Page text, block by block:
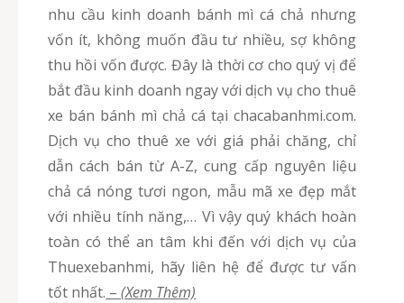
nhu cầu kinh doanh bánh mì cá chả nhưng
vốn ít, không muốn đầu tư nhiều, sợ không
thu hồi vốn được. Đây là thời cơ cho quý vị để
bắt đầu kinh doanh ngay với dịch vụ cho thuê
xe bán bánh mì chả cá tại chacabanhmi.com.
Dịch vụ cho thuê xe với giá phải chăng, chỉ
dẫn cách bán từ A-Z, cung cấp nguyên liệu
chả cá nóng tươi ngon, mẫu mã xe đẹp mắt
với nhiều tính năng,… Vì vậy quý khách hoàn
toàn có thể an tâm khi đến với dịch vụ của
Thuexebanhmi, hãy liên hệ để được tư vấn
tốt nhất. – (Xem Thêm)